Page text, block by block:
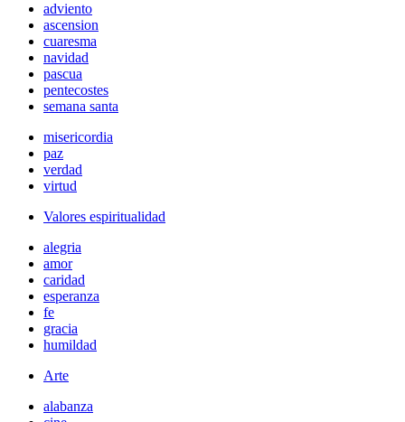
adviento
ascension
cuaresma
navidad
pascua
pentecostes
semana santa
misericordia
paz
verdad
virtud
Valores espiritualidad
alegria
amor
caridad
esperanza
fe
gracia
humildad
Arte
alabanza